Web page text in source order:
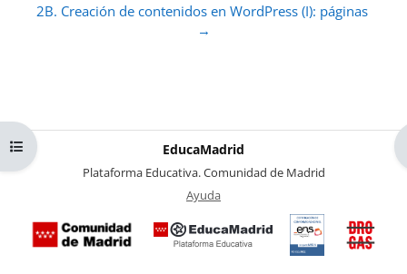
Abrir índice del curso
2B. Creación de contenidos en WordPress (I): páginas
→
EducaMadrid
Plataforma Educativa. Comunidad de Madrid
Ayuda
Certificación
de
conformidad
con el del